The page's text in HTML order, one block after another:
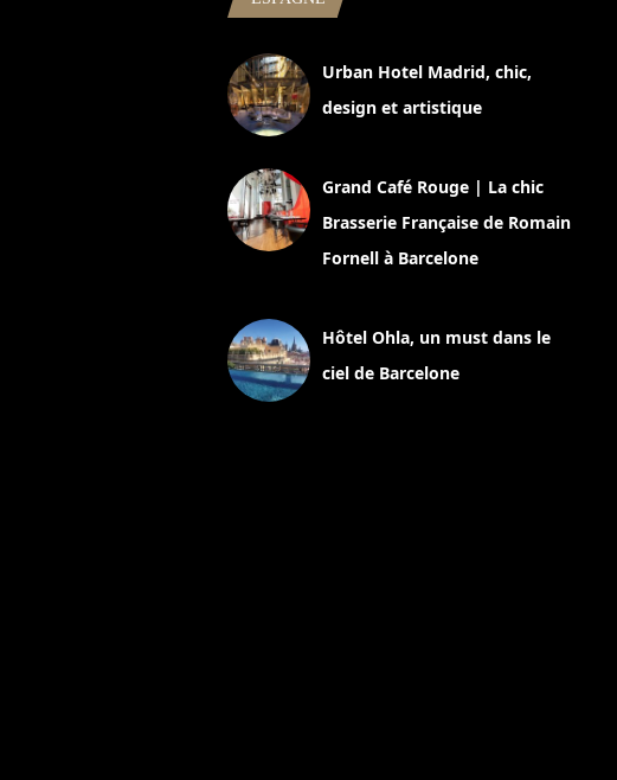
Urban Hotel Madrid, chic,
design et artistique
Grand Café Rouge | La chic
Brasserie Française de Romain
Fornell à Barcelone
Hôtel Ohla, un must dans le
ciel de Barcelone